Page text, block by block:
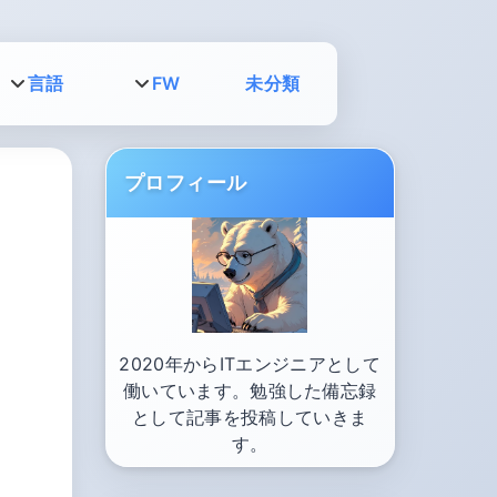
言語 FW 未分類
プロフィール
2020年からITエンジニアとして
働いています。勉強した備忘録
として記事を投稿していきま
す。